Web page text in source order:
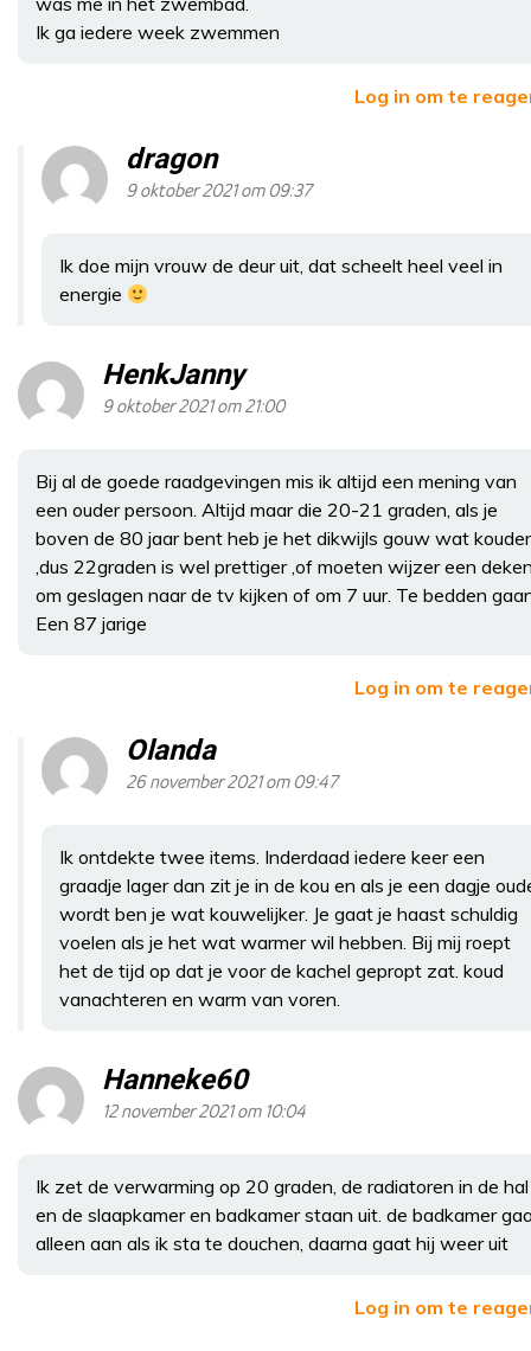
Ik ga iedere week zwemmen
Log in om te
dragon
9 oktober 2021 om 09:37
Ik doe mijn vrouw de deur uit, dat scheelt heel veel in
energie
HenkJanny
9 oktober 2021 om 21:00
Bij al de goede raadgevingen mis ik altijd een mening van
een ouder persoon. Altijd maar die 20-21 graden, als je
boven de 80 jaar bent heb je het dikwijls gouw wat kouder
,dus 22graden is wel prettiger ,of moeten wijzer een
om geslagen naar de tv kijken of om 7 uur. Te bedden
Een 87 jarige
Log in om te
Olanda
26 november 2021 om 09:47
Ik ontdekte twee items. Inderdaad iedere keer een
graadje lager dan zit je in de kou en als je een dagje
wordt ben je wat kouwelijker. Je gaat je haast schuldig
voelen als je het wat warmer wil hebben. Bij mij roept
het de tijd op dat je voor de kachel gepropt zat. koud
vanachteren en warm van voren.
Hanneke60
12 november 2021 om 10:04
Ik zet de verwarming op 20 graden, de radiatoren in de hal
en de slaapkamer en badkamer staan uit. de badkamer
alleen aan als ik sta te douchen, daarna gaat hij weer uit
Log in om te